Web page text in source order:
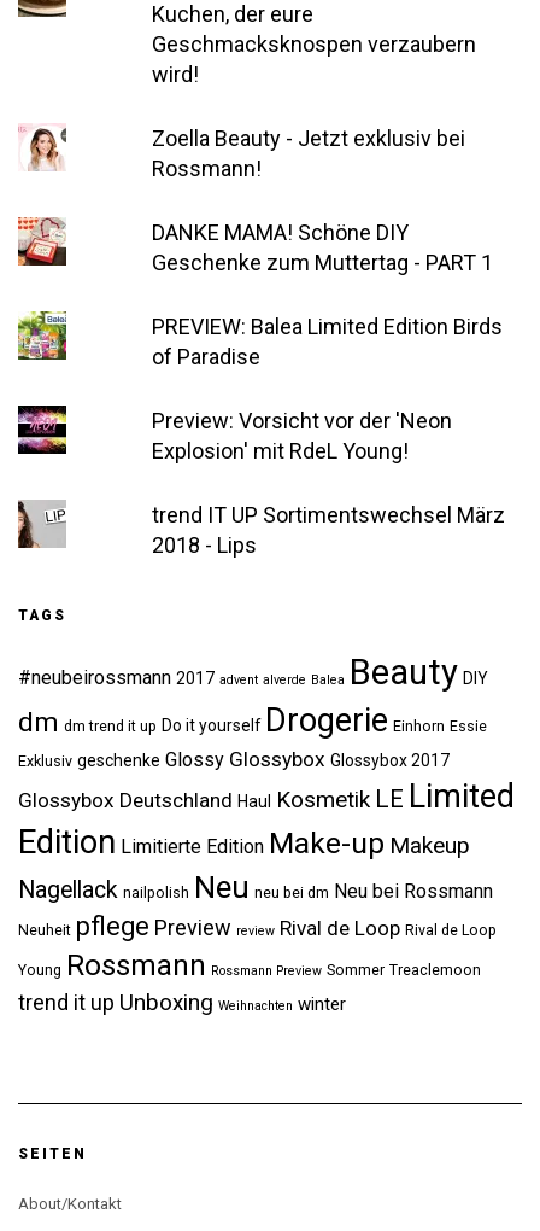
Kuchen, der eure
Geschmacksknospen verzaubern
wird!
Zoella Beauty - Jetzt exklusiv bei
Rossmann!
DANKE MAMA! Schöne DIY
Geschenke zum Muttertag - PART 1
PREVIEW: Balea Limited Edition Birds
of Paradise
Preview: Vorsicht vor der 'Neon
Explosion' mit RdeL Young!
trend IT UP Sortimentswechsel März
2018 - Lips
TAGS
#neubeirossmann 2017 advent alverde Balea Beauty DIY
dm dm trend it up Do it yourself Drogerie Einhorn Essie
Exklusiv geschenke Glossy Glossybox Glossybox 2017
Glossybox Deutschland Haul Kosmetik LE Limited
Edition Limitierte Edition Make-up Makeup
Nagellack nailpolish Neu neu bei dm Neu bei Rossmann
Neuheit pflege Preview review Rival de Loop Rival de Loop
Young Rossmann Rossmann Preview Sommer Treaclemoon
trend it up Unboxing Weihnachten winter
SEITEN
About/Kontakt